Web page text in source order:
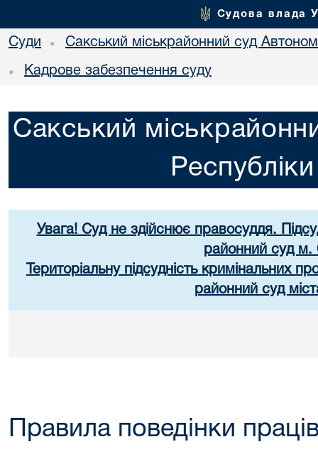
Судова влада
Суди • Сакський міськрайонний суд
• Кадрове забезпечення суду
Сакський
Увага! Суд не здійснює правосуддя.
районний суд м.
Територіальну підсудність кримінальних
районний суд
Правила поведінки